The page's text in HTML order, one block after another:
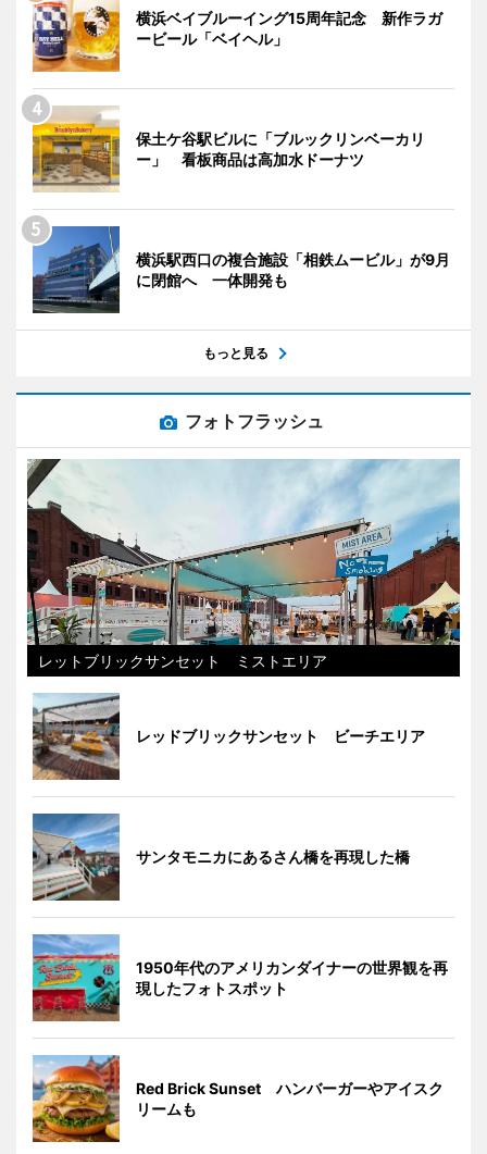
横浜ベイブルーイング15周年記念 新作ラガ
ービール「ベイヘル」
保土ケ谷駅ビルに「ブルックリンベーカリ
ー」 看板商品は高加水ドーナツ
横浜駅西口の複合施設「相鉄ムービル」が9月
に閉館へ 一体開発も
もっと見る
フォトフラッシュ
レットブリックサンセット ミストエリア
レッドブリックサンセット ビーチエリア
サンタモニカにあるさん橋を再現した橋
1950年代のアメリカンダイナーの世界観を再
現したフォトスポット
Red Brick Sunset ハンバーガーやアイスク
リームも